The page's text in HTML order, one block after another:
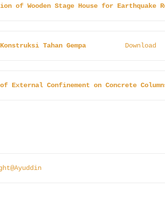
of Wooden Stage House for Earthquake
Tahan Gempa Download
External Confinement on Concrete